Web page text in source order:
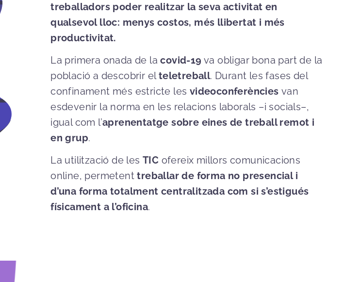
treballadors poder realitzar la seva activitat en
qualsevol lloc: menys costos, més llibertat i més
productivitat.
La primera onada de lacovid-19 va obligar bona part de la
població a descobrir elteletreball. Durant les fases del
confinament més estricte les videoconferències van
esdevenir la norma en les relacions laborals –i socials–,
igual com l’aprenentatge sobre eines de treball remot i
en grup.
La utilització de les TIC ofereix millors comunicacions
online, permetent treballar de forma no presencial i
d’una forma totalment centralitzada com si s’estigués
físicament a l’oficina.